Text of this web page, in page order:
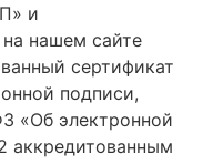
и
нашем сайте
сертификат
подписи,
«Об электронной
аккредитованным